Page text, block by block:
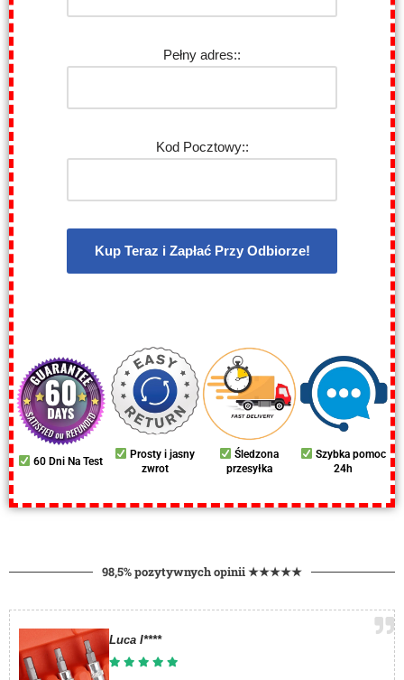
Pełny adres::
Kod Pocztowy::
60 Dni Na Test
Prosty i jasny
zwrot
Śledzona
przesyłka
Szybka pomoc
24h
98,5% pozytywnych opinii ★★★★★
Luca I****​